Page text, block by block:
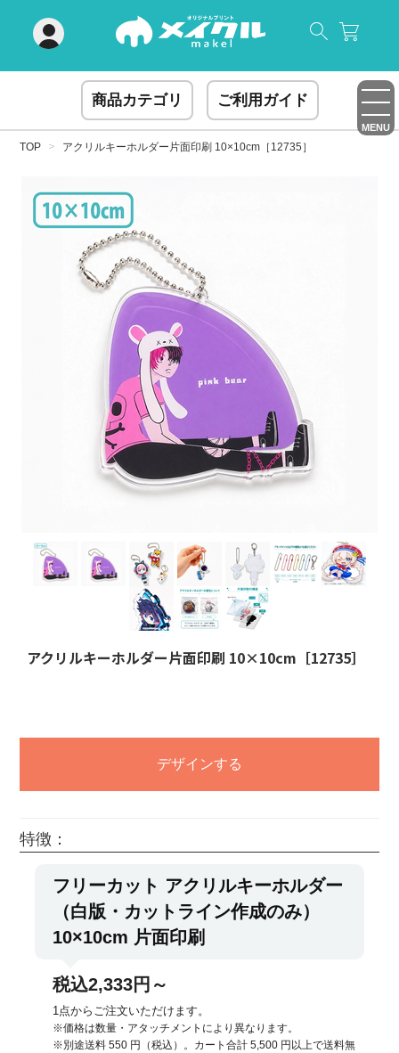
商品カテゴリ ご利用ガイド
MENU
TOP アクリルキーホルダー片面印刷 10×10cm［12735］
アクリルキーホルダー片面印刷 10×10cm［12735］
デザインする
特徴：
フリーカット アクリルキーホルダー
（白版・カットライン作成のみ）
10×10cm 片面印刷
税込2,333円～
1点からご注文いただけます。
※価格は数量・アタッチメントにより異なります。
※別途送料 550 円（税込）。カート合計 5,500 円以上で送料無